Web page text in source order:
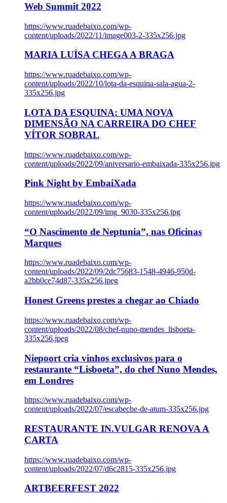
Web Summit 2022
https://www.ruadebaixo.com/wp-
content/uploads/2022/11/image003-2-335x256.jpg
MARIA LUÍSA CHEGA A BRAGA
https://www.ruadebaixo.com/wp-
content/uploads/2022/10/lota-da-esquina-sala-agua-2-
335x256.jpg
LOTA DA ESQUINA: UMA NOVA
DIMENSÃO NA CARREIRA DO CHEF
VÍTOR SOBRAL
https://www.ruadebaixo.com/wp-
content/uploads/2022/09/aniversario-embaixada-335x256.jpg
Pink Night by EmbaiXada
https://www.ruadebaixo.com/wp-
content/uploads/2022/09/img_9030-335x256.jpg
“O Nascimento de Neptunia”, nas Oficinas
Marques
https://www.ruadebaixo.com/wp-
content/uploads/2022/09/2dc75683-1548-4946-950d-
a2bb0ce74d87-335x256.jpeg
Honest Greens prestes a chegar ao Chiado
https://www.ruadebaixo.com/wp-
content/uploads/2022/08/chef-nuno-mendes_lisboeta-
335x256.jpeg
Niepoort cria vinhos exclusivos para o
restaurante “Lisboeta”, do chef Nuno Mendes,
em Londres
https://www.ruadebaixo.com/wp-
content/uploads/2022/07/escabeche-de-atum-335x256.jpg
RESTAURANTE IN.VULGAR RENOVA A
CARTA
https://www.ruadebaixo.com/wp-
content/uploads/2022/07/d6c2815-335x256.jpg
ARTBEERFEST 2022